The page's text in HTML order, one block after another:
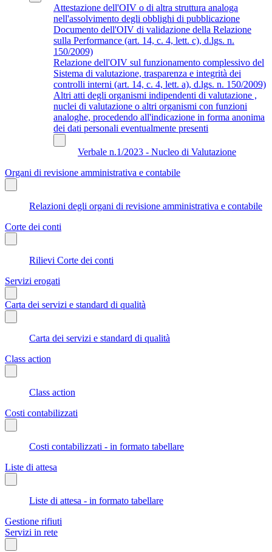
Attestazione dell'OIV o di altra struttura analoga
nell'assolvimento degli obblighi di pubblicazione
Documento dell'OIV di validazione della Relazione
sulla Performance (art. 14, c. 4, lett. c), d.lgs. n.
150/2009)
Relazione dell'OIV sul funzionamento complessivo del
Sistema di valutazione, trasparenza e integrità dei
controlli interni (art. 14, c. 4, lett. a), d.lgs. n. 150/2009)
Altri atti degli organismi indipendenti di valutazione ,
nuclei di valutazione o altri organismi con funzioni
analoghe, procedendo all'indicazione in forma anonima
dei dati personali eventualmente presenti
Verbale n.1/2023 - Nucleo di Valutazione
Organi di revisione amministrativa e contabile
Relazioni degli organi di revisione amministrativa e contabile
Corte dei conti
Rilievi Corte dei conti
Servizi erogati
Carta dei servizi e standard di qualità
Carta dei servizi e standard di qualità
Class action
Class action
Costi contabilizzati
Costi contabilizzati - in formato tabellare
Liste di attesa
Liste di attesa - in formato tabellare
Gestione rifiuti
Servizi in rete